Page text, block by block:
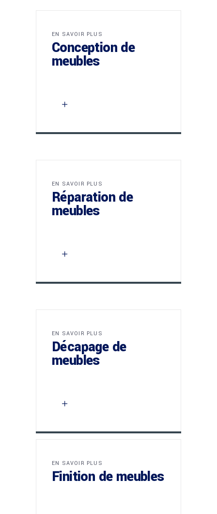
EN SAVOIR PLUS
Conception de
meubles
EN SAVOIR PLUS
Réparation de
meubles
EN SAVOIR PLUS
Décapage de
meubles
EN SAVOIR PLUS
Finition de meubles